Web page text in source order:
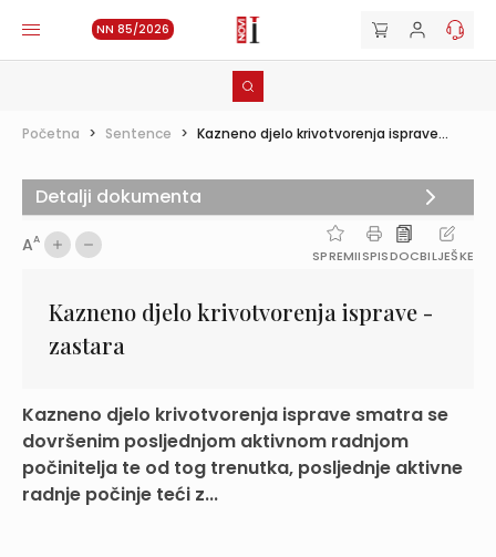
NN 85/2026
Početna > Sentence > Kazneno djelo krivotvorenja isprave...
AA
SPREMIISPISDOCBILJEŠKE
Kazneno djelo krivotvorenja isprave -
zastara
Kazneno djelo krivotvorenja isprave smatra se
dovršenim posljednjom aktivnom radnjom
počinitelja te od tog trenutka, posljednje aktivne
radnje počinje teći z...
Detalji dokumenta